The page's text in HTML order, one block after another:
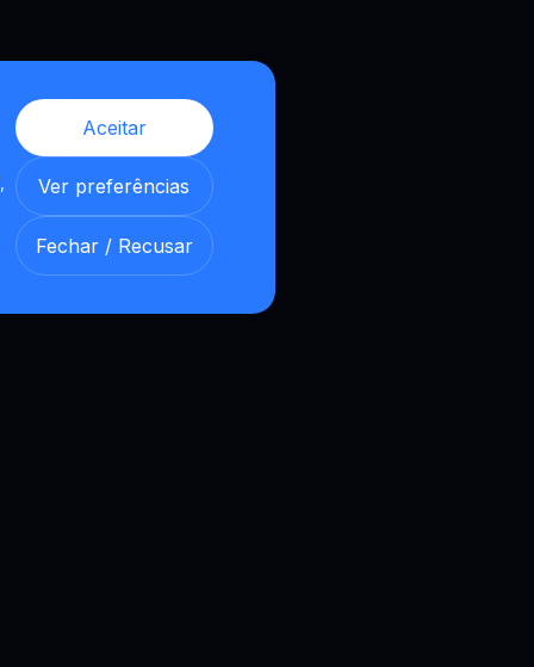
Aceitar
Ver preferências
Fechar / Recusar